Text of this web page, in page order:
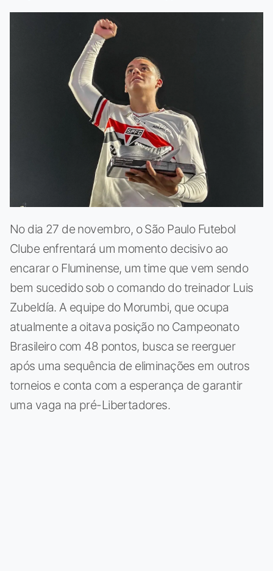
No dia 27 de novembro, o São Paulo Futebol
Clube enfrentará um momento decisivo ao
encarar o Fluminense, um time que vem sendo
bem sucedido sob o comando do treinador Luis
Zubeldía. A equipe do Morumbi, que ocupa
atualmente a oitava posição no Campeonato
Brasileiro com 48 pontos, busca se reerguer
após uma sequência de eliminações em outros
torneios e conta com a esperança de garantir
uma vaga na pré-Libertadores.